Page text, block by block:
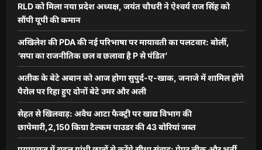
RLD को मिला नया प्रदेश अध्यक्ष, जयंत चौधरी ने ऐश्वर्य राज सिंह को
सौंपी यूपी की कमान
अखिलेश की PDA की नई परिभाषा पर मायावती का पलटवार: बोलीं,
‘सपा का राजनीतिक छल व छलावा है P से पंडित’
अतीक के बेटे अबान को आज होगा सुपुर्द-ए-खाक, जनाजे में शामिल होंगे
पैरोल पर रिहा हुए दोनों बेटे उमर और अली
सेहत से खिलवाड़: अवैध आटा फैक्ट्री पर खाद्य विभाग की
छापेमारी,2,150 किग्रा टैल्कम पाउडर की 43 बोरियां जब्त